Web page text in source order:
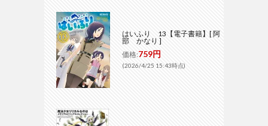
はいふり 13【電子書籍】[ 阿
部 かなり ]
価格:759円
(2026/4/25 15:43時点)